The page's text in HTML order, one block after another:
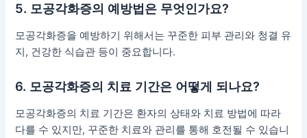
5. 모공각화증의 예방법은 무엇인가요?
모공각화증을 예방하기 위해서는 꾸준한 피부 관리와 청결 유
지, 건강한 식습관 등이 중요합니다.
6. 모공각화증의 치료 기간은 어떻게 되나요?
모공각화증의 치료 기간은 환자의 상태와 치료 방법에 따라
다를 수 있지만, 꾸준한 치료와 관리를 통해 호전될 수 있습니